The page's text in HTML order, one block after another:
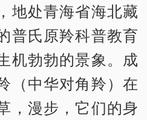
地处青海省海北藏
普氏原羚科普教育
机勃勃的景象。成
（中华对角羚）在
，漫步，它们的身